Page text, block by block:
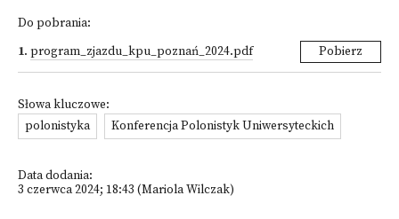
Do pobrania:
1. program_zjazdu_kpu_poznań_2024.pdf Pobierz
Słowa kluczowe:
polonistyka
Konferencja Polonistyk Uniwersyteckich
Data dodania:
3 czerwca 2024; 18:43 (Mariola Wilczak)